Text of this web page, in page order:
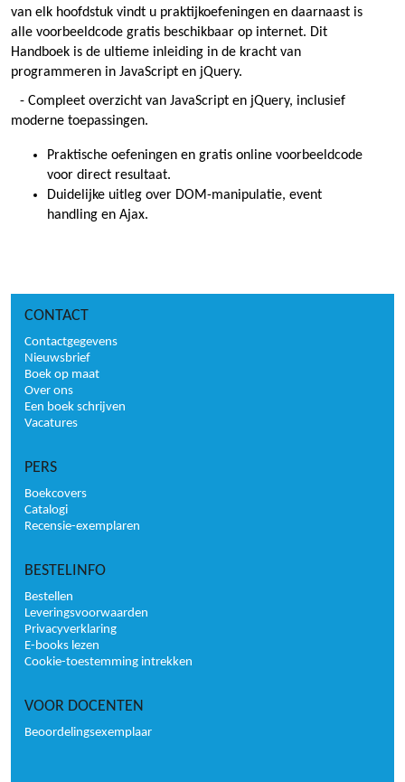
van elk hoofdstuk vindt u praktijkoefeningen en daarnaast is
alle voorbeeldcode gratis beschikbaar op internet. Dit
Handboek is de ultieme inleiding in de kracht van
programmeren in JavaScript en jQuery.
- Compleet overzicht van JavaScript en jQuery, inclusief
moderne toepassingen.
Praktische oefeningen en gratis online voorbeeldcode
voor direct resultaat.
Duidelijke uitleg over DOM-manipulatie, event
handling en Ajax.
CONTACT
Contactgegevens
Nieuwsbrief
Boek op maat
Over ons
Een boek schrijven
Vacatures
PERS
Boekcovers
Catalogi
Recensie-exemplaren
BESTELINFO
Bestellen
Leveringsvoorwaarden
Privacyverklaring
E-books lezen
Cookie-toestemming intrekken
VOOR DOCENTEN
Beoordelingsexemplaar